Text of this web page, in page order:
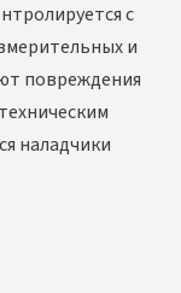
с
и
повреждения
наладчики